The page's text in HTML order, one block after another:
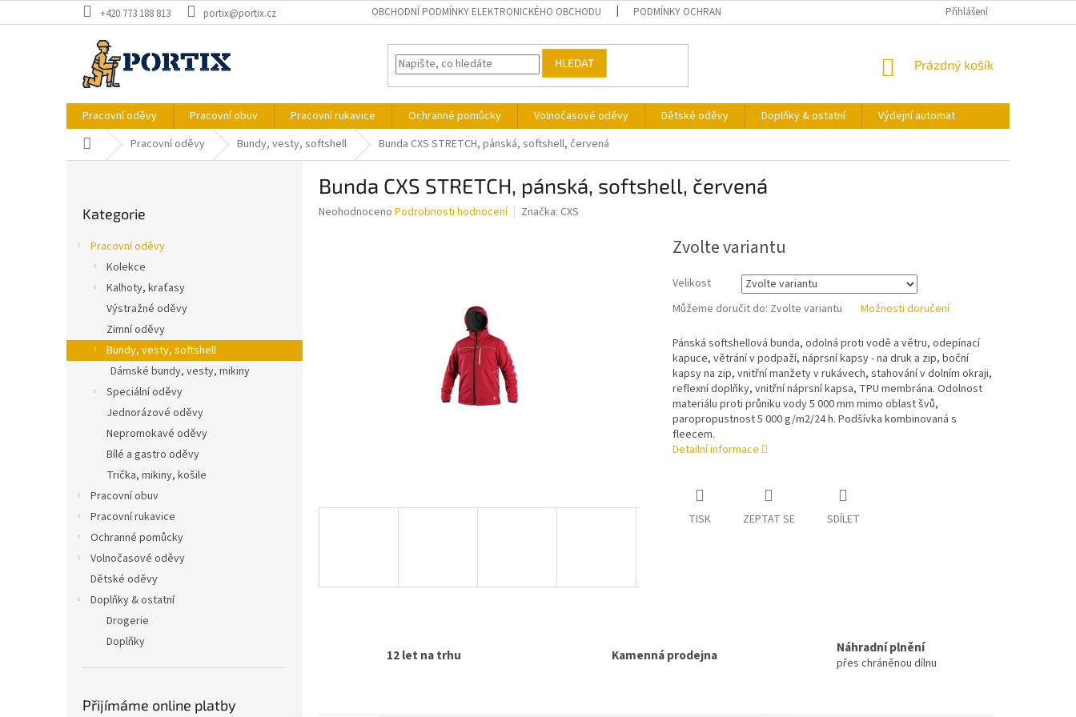
na
+420 773 188 813 portix@portix.cz OBCHODNÍ PODMÍNKY ELEKTRONICKÉHO OBCHODU PODMÍNKY OCHRANY OSOBNÍCH ÚDAJŮ VÝDEJNÍ AUTOMAT
Přihlášení
HLEDAT
NÁKUPNÍ
Prázdný košík
Pracovní oděvy Pracovní obuv Pracovní rukavice Ochranné pomůcky Volnočasové oděvy Dětské oděvy Doplňky & ostatní
Výdejní automat
Domů Pracovní oděvy Bundy, vesty, softshell Bunda CXS STRETCH, pánská, softshell, červená
a
n
kategorie
Kategorie
Pracovní oděvy
Kolekce
Kalhoty, kraťasy
Výstražné oděvy
Zimní oděvy
Bundy, vesty, softshell
Dámské bundy, vesty, mikiny
Speciální oděvy
Jednorázové oděvy
Nepromokavé oděvy
Bílé a gastro oděvy
Trička, mikiny, košile
Pracovní obuv
Pracovní rukavice
Ochranné pomůcky
Volnočasové oděvy
Dětské oděvy
Doplňky & ostatní
Drogerie
Doplňky
Přijímáme online platby
Bunda CXS STRETCH, pánská, softshell, červená
Průměrné
Neohodnoceno Podrobnosti hodnocení Značka: CXS
Zvolte variantu
Velikost
Můžeme doručit do: Zvolte variantu Možnosti doručení
Pánská softshellová bunda, odolná proti vodě a větru, odepínací
kapuce, větrání v podpaží, náprsní kapsy - na druk a zip, boční
kapsy na zip, vnitřní manžety v rukávech, stahování v dolním okraji,
reflexní doplňky, vnitřní náprsní kapsa, TPU membrána. Odolnost
materiálu proti průniku vody 5 000 mm mimo oblast švů,
paropropustnost 5 000 g/m2/24 h. Podšívka kombinovaná s
fleecem.
Detailní informace
TISK ZEPTAT SE SDÍLET
12 let na trhu Kamenná prodejna Náhradní plnění
přes chráněnou dílnu